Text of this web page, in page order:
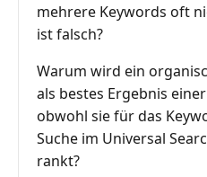
mehrere Keywords oft
ist falsch?
Warum wird ein
als bestes Ergebnis
obwohl sie für das
Suche im Universal
rankt?